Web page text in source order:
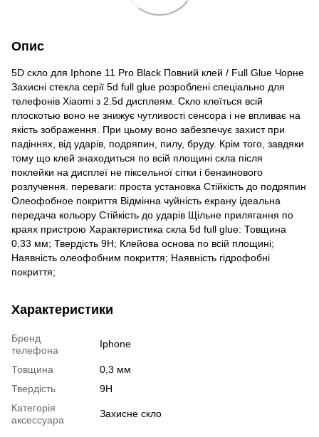
Опис
5D скло для Iphone 11 Pro Black Повний клей / Full Glue Чорне
Захисні стекла серії 5d full glue розроблені спеціально для
телефонів Xiaomi з 2.5d дисплеям. Скло клеїться всій
плоскотью воно не знижує чутливості сенсора і не впливає на
якість зображення. При цьому воно забезпечує захист при
падіннях, від ударів, подряпин, пилу, бруду. Крім того, завдяки
тому що клей знаходиться по всій площині скла після
поклейки на дисплеї не піксельної сітки і бензинового
розлучення. переваги: проста установка Стійкість до подряпин
Олеофобное покриття Відмінна чуйність екрану ідеальна
передача кольору Стійкість до ударів Щільне прилягання по
краях пристрою Характеристика скла 5d full glue: Товщина
0,33 мм; Твердість 9Н; Клейова основа по всій площині;
Наявність олеофобним покриття; Наявність гідрофобні
покриття;
Характеристики
Бренд
телефона
Iphone
Товщина
0,3 мм
Твердість
9H
Категорія
аксессуара
Захисне скло